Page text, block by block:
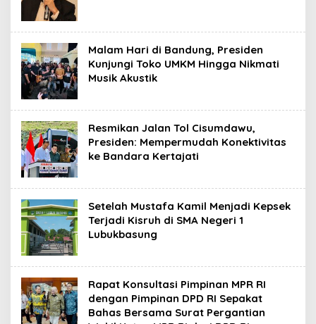
U
N
A
N
G
Malam Hari di Bandung, Presiden
Kunjungi Toko UMKM Hingga Nikmati
Musik Akustik
Resmikan Jalan Tol Cisumdawu,
Presiden: Mempermudah Konektivitas
ke Bandara Kertajati
Setelah Mustafa Kamil Menjadi Kepsek
Terjadi Kisruh di SMA Negeri 1
Lubukbasung
Rapat Konsultasi Pimpinan MPR RI
dengan Pimpinan DPD RI Sepakat
Bahas Bersama Surat Pergantian